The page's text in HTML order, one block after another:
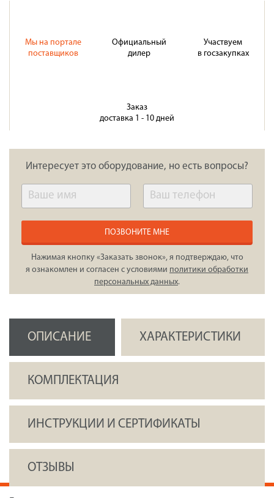
Мы на портале
поставщиков
Официальный
дилер
Участвуем
в госзакупках
Заказ
доставка 1 - 10 дней
Интересует это оборудование, но есть вопросы?
ПОЗВОНИТЕ МНЕ
Нажимая кнопку «Заказать звонок», я подтверждаю, что
я ознакомлен и согласен с условиями политики обработки
персональных данных.
ОПИСАНИЕ ХАРАКТЕРИСТИКИ
КОМПЛЕКТАЦИЯ
ИНСТРУКЦИИ И СЕРТИФИКАТЫ
ОТЗЫВЫ